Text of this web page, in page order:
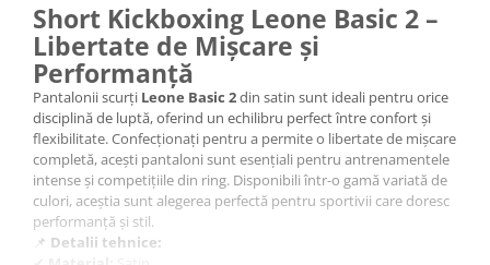
Short Kickboxing Leone Basic 2 –
Libertate de Mișcare și
Performanță
Pantalonii scurți Leone Basic 2din satin sunt ideali pentru orice
disciplină de luptă, oferind un echilibru perfect între confort și
flexibilitate. Confecționați pentru a permite o libertate de mișcare
completă, acești pantaloni sunt esențiali pentru antrenamentele
intense și competițiile din ring. Disponibili într-o gamă variată de
culori, aceștia sunt alegerea perfectă pentru sportivii care doresc
performanță și stil.
📌 Detalii tehnice: